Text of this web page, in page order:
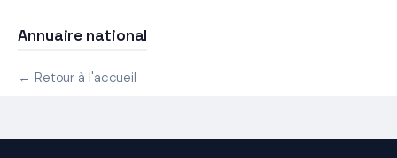
Annuaire national
← Retour à l'accueil